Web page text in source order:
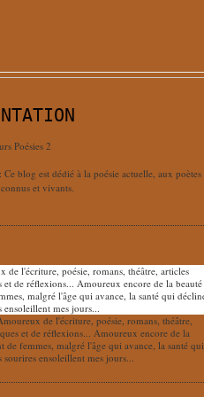
Poésies 2
: Ce blog est dédié à la poésie actuelle, aux poètes
et vivants.
de l'écriture, poésie, romans, théâtre,
et de réflexions... Amoureux encore de la
de femmes, malgré l'âge qui avance, la santé qui
ensoleillent mes jours...